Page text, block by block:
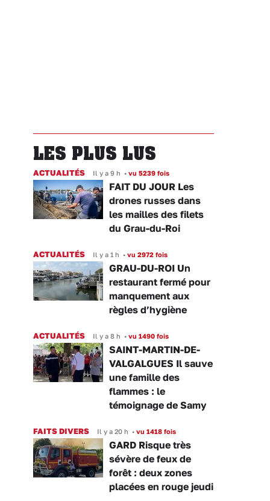
LES PLUS LUS
ACTUALITÉS Il y a 9 h • vu 5239 fois
FAIT DU JOUR Les
drones russes dans
les mailles des filets
du Grau-du-Roi
ACTUALITÉS Il y a 1 h • vu 2972 fois
GRAU-DU-ROI Un
restaurant fermé pour
manquement aux
règles d’hygiène
ACTUALITÉS Il y a 8 h • vu 1490 fois
SAINT-MARTIN-DE-
VALGALGUES Il sauve
une famille des
flammes : le
témoignage de Samy
FAITS DIVERS Il y a 20 h • vu 1418 fois
GARD Risque très
sévère de feux de
forêt : deux zones
placées en rouge jeudi